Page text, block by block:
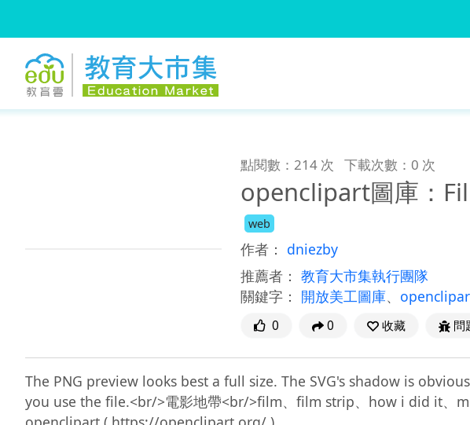
點閱數：214 次 下載次數：0 次
openclipart圖庫：
web
作者： dniezby
推薦者： 教育大市集執行團隊
關鍵字： 開放美工圖庫、
0 0 收藏 問
The PNG preview looks best a full size. The SVG's shadow is
you use the file.<br/>電影地帶<br/>film、film strip、how i did it、